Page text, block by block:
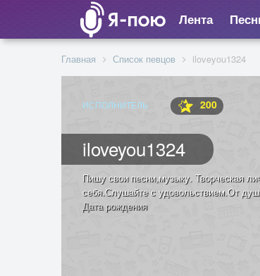
Лента
Главная Список певцов iloveyou1324
ИСПОЛНИТЕЛЬ 200
iloveyou1324
Пишу свои песни,музыку. Творческая
себя.Слушайте с удовольствием.От
Дата рождения